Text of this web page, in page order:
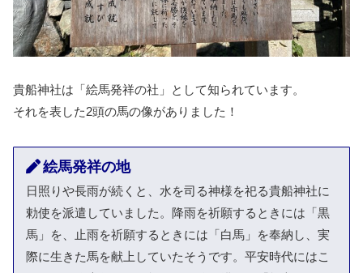
貴船神社は「絵馬発祥の社」として知られています。
それを表した2頭の馬の像がありました！
絵馬発祥の地
日照りや長雨が続くと、水を司る神様を祀る貴船神社に
勅使を派遣していました。降雨を祈願するときには「黒
馬」を、止雨を祈願するときには「白馬」を奉納し、実
際に生きた馬を献上していたそうです。平安時代にはこ